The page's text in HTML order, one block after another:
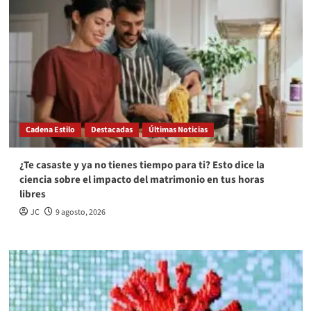
Cadena Estilo Destacadas Últimas Noticias
¿Te casaste y ya no tienes tiempo para ti? Esto dice la
ciencia sobre el impacto del matrimonio en tus horas
libres
JC 9 agosto, 2026